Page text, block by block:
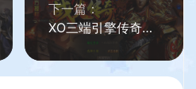
下一篇：
XO三端引擎传奇手游【1.80玲珑星王大极品合击】最新整理Win系服务端+PC安卓苹果三端+加密工具+详细搭建教程